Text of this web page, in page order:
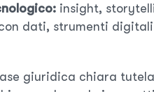
insight,
dati, strumenti
giuridica chiara tutela